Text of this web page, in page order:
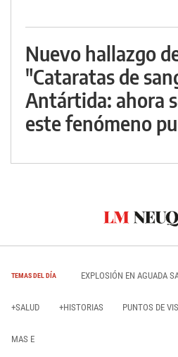
Nuevo hallazgo
"Cataratas de
Antártida: ahora
este fenómeno
TEMAS DEL DÍA EXPLOSIÓN EN AGUADA
+SALUD +HISTORIAS PUNTOS DE
MAS E